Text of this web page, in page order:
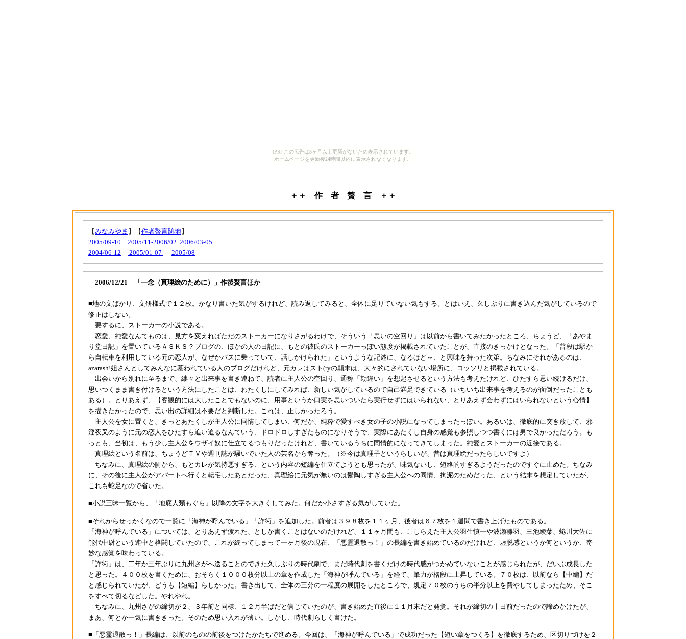
[PR] この広告は3ヶ月以上更新がないため表示されています。
ホームページを更新後24時間以内に表示されなくなります。
＋＋ 作 者 贅 言 ＋＋
【みなみやま 】【作者贅言跡地】
2005/09-10
2005/11-2006/02 2006/03-05
2004/06-12
2005/01-07 2005/08
2006/12/21 「一念（真理絵のために）」作後贅言ほか
■地の文ばかり、文研様式で１２枚。かなり書いた気がするけれど、読み返してみると、全体に足りていない気もする。とはいえ、久しぶりに書き込んだ気がしているので
修正はしない。
要するに、ストーカーの小説である。
恋愛、純愛なんてものは、見方を変えればただのストーカーになりさがるわけで、そういう「思いの空回り」は以前から書いてみたかったところ、ちょうど、「あやま
り堂日記」を置いているＡＳＫＳ？ブログの、ほかの人の日記に、もとの彼氏のストーカーっぽい態度が掲載されていたことが、直接のきっかけとなった。「普段は駅か
ら自転車を利用している元の恋人が、なぜかバスに乗っていて、話しかけられた」というような記述に、なるほど～、と興味を持った次第。ちなみにそれがあるのは、
azarash!姐さんとしてみんなに慕われている人のブログだけれど、元カレはスト(ryの顛末は、大々的にされていない場所に、コッソリと掲載されている。
出会いから別れに至るまで、縷々と出来事を書き連ねて、読者に主人公の空回り、通称「勘違い」を想起させるという方法も考えたけれど、ひたすら思い続けるだけ、
思いつくまま書き付けるという方法にしたことは、わたくしにしてみれば、新しい気がしているので自己満足できている（いちいち出来事を考えるのが面倒だったことも
ある）。とりあえず、【客観的には大したことでもないのに、用事というか口実を思いついたら実行せずにはいられない、とりあえず会わずにはいられないという心情】
を描きたかったので、思い出の詳細は不要だと判断した。これは、正しかったろう。
主人公を女に置くと、きっとあたくしが主人公に同情してしまい、何だか、純粋で愛すべき女の子の小説になってしまったっぽい。あるいは、徹底的に突き放して、邪
淫夜叉のように元の恋人をひたすら追い迫るなんていう、ドロドロしすぎたものになりそうで、実際にあたくし自身の感覚も参照しつつ書くには男で良かっただろう。も
っとも、当初は、もう少し主人公をウザイ奴に仕立てるつもりだったけれど、書いているうちに同情的になってきてしまった。純愛とストーカーの近接である。
真理絵という名前は、ちょうどＴＶや週刊誌が騒いでいた人の芸名から奪った。（※今は真理子というらしいが、昔は真理絵だったらしいですよ）
ちなみに、真理絵の側から、もとカレが気持悪すぎる、という内容の短編を仕立てようとも思ったが、味気ないし、短絡的すぎるようだったのですぐに止めた。ちなみ
に、その後に主人公がアパートへ行くと転宅したあとだった、真理絵に元気が無いのは鬱陶しすぎる主人公への同情、拘泥のためだった、という結末を想定していたが、
これも蛇足なので省いた。
■小説三昧一覧から、「地底人類もぐら」以降の文字を大きくしてみた。何だか小さすぎる気がしていた。
■それからせっかくなので一覧に「海神が呼んでいる」「詐術」を追加した。前者は３９８枚を１１ヶ月、後者は６７枚を１週間で書き上げたものである。
「海神が呼んでいる」については、とりあえず疲れた、としか書くことはないのだけれど、１１ヶ月間も、こしらえた主人公羽生慎一や波瀬雛羽、三池綾葉、蜷川大佐に
能代中尉という連中と格闘していたので、これが終ってしまって一ヶ月後の現在、「悪霊退散っ！」の長編を書き始めているのだけれど、虚脱感というか何というか、奇
妙な感覚を味わっている。
「詐術」は、二年か三年ぶりに九州さがへ送ることのできた久しぶりの時代劇で、まだ時代劇を書くだけの時代感がつかめていないことが感じられたが、だいぶ成長した
と思った。４００枚を書くために、おそらく１０００枚分以上の章を作成した「海神が呼んでいる」を経て、筆力が格段に上昇している。７０枚は、以前なら【中編】だ
と感じられていたが、どうも【短編】らしかった。書き出して、全体の三分の一程度の展開をしたところで、規定７０枚のうちの半分以上を費やしてしまったため、そこ
をすべて切るなどした。やれやれ。
ちなみに、九州さがの締切が２、３年前と同様、１２月半ばだと信じていたのが、書き始めた直後に１１月末だと発覚。それが締切の十日前だったので諦めかけたが、
まあ、何とか一気に書ききった。そのため思い入れが薄い。しかし、時代劇らしく書けた。
■「悪霊退散っ！」長編は、以前のものの前後をつけたかたちで進める。今回は、「海神が呼んでいる」で成功だった【短い章をつくる】を徹底するため、区切りづけを２